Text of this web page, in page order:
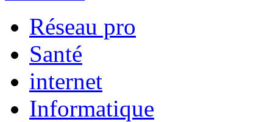
Réseau pro
Santé
internet
Informatique